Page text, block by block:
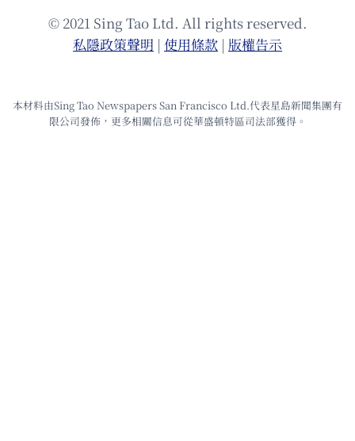
© 2021 Sing Tao Ltd. All rights reserved.
私隱政策聲明 | 使⽤條款 | 版權告⽰
本材料由Sing Tao Newspapers San Francisco Ltd.代表星島新聞集團有
限公司發佈，更多相關信息可從華盛頓特區司法部獲得。